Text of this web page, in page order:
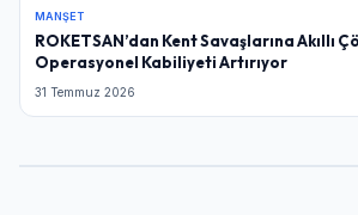
MANŞET
ROKETSAN’dan Kent Savaşlarına Akıllı
Operasyonel Kabiliyeti Artırıyor
31 Temmuz 2026